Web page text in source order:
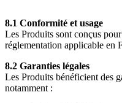
8.1 Conformité et usage
Les Produits sont conçus
réglementation applicable en
8.2 Garanties légales
Les Produits bénéficient des
notamment :